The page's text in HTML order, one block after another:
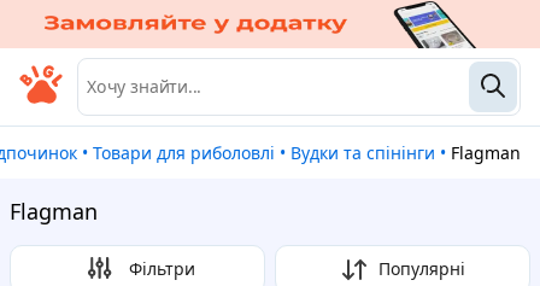
• Товари для риболовлі • Вудки та спінінги • Flagman
Flagman
Фільтри Популярні